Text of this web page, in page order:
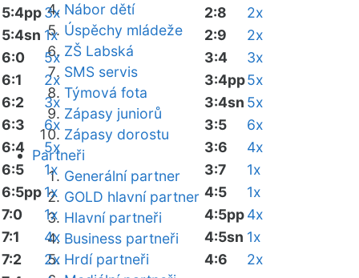
Nábor dětí
Úspěchy mládeže
ZŠ Labská
SMS servis
Týmová fota
Zápasy juniorů
Zápasy dorostu
Partneři
Generální partner
GOLD hlavní partner
Hlavní partneři
Business partneři
Hrdí partneři
5:4pp3x
5:4sn 1x
6:0
5x
6:1
2x
6:2
3x
6:3
6x
6:4
5x
6:5
1x
6:5pp1x
7:0
1x
7:1
4x
7:2
2x
2:8
2x
2:9
2x
3:4
3x
3:4pp5x
3:4sn 5x
3:5
6x
3:6
4x
3:7
1x
4:5
1x
4:5pp4x
4:5sn 1x
4:6
2x